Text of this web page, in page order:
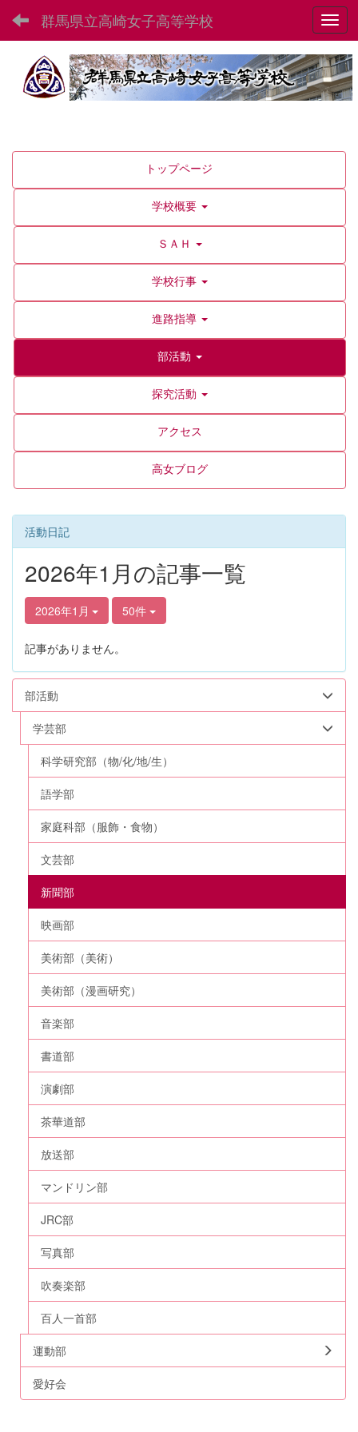
群馬県立高崎女子高等学校
トップページ
学校概要
ＳＡＨ
学校行事
進路指導
部活動
探究活動
アクセス
高女ブログ
活動日記
2026年1月の記事一覧
2026年1月 50件
記事がありません。
部活動
学芸部
科学研究部（物/化/地/生）
語学部
家庭科部（服飾・食物）
文芸部
新聞部
映画部
美術部（美術）
美術部（漫画研究）
音楽部
書道部
演劇部
茶華道部
放送部
マンドリン部
JRC部
写真部
吹奏楽部
百人一首部
運動部
愛好会